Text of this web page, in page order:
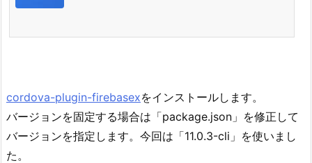
cordova-plugin-firebasexをインストールします。
バージョンを固定する場合は「package.json」を修正して
バージョンを指定します。今回は「11.0.3-cli」を使いまし
た。